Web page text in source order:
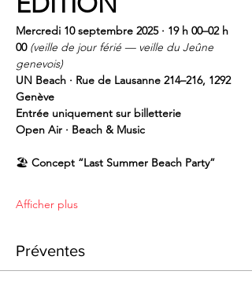
Mercredi 10 septembre 2025 · 19 h 00–02 h
00 (veille de jour férié — veille du Jeûne
genevois)
UN Beach · Rue de Lausanne 214–216, 1292
Genève
Entrée uniquement sur billetterie
Open Air · Beach & Music
🏖️ Concept “Last Summer Beach Party”
Afficher plus
Préventes